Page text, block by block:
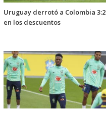
Uruguay derrotó a Colombia 3:2
en los descuentos